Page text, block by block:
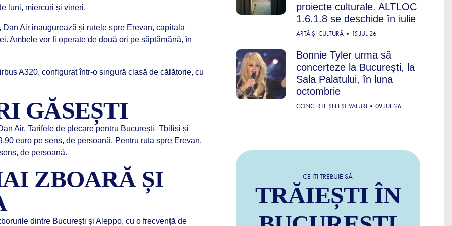
luni, miercuri și vineri.
Air inaugurează și rutele spre Erevan, capitala
Ambele vor fi operate de două ori pe săptămână, în
A320, configurat într-o singură clasă de călătorie, cu
GĂSEȘTI
Air. Tarifele de plecare pentru București–Tbilisi și
euro pe sens, de persoană. Pentru ruta spre Erevan,
de persoană.
ZBOARĂ ȘI
dintre București și Aleppo, cu o frecvență de
proiecte culturale. ALTLOC
1.6.1.8 se deschide în iulie
ARTĂ ȘI CULTURĂ 15 JUL 26
Bonnie Tyler urma să
concerteze la București, la
Sala Palatului, în luna
octombrie
CONCERTE ȘI FESTIVALURI 09 JUL 26
CE ITI TREBUIE SĂ
TRĂIEȘTI ÎN